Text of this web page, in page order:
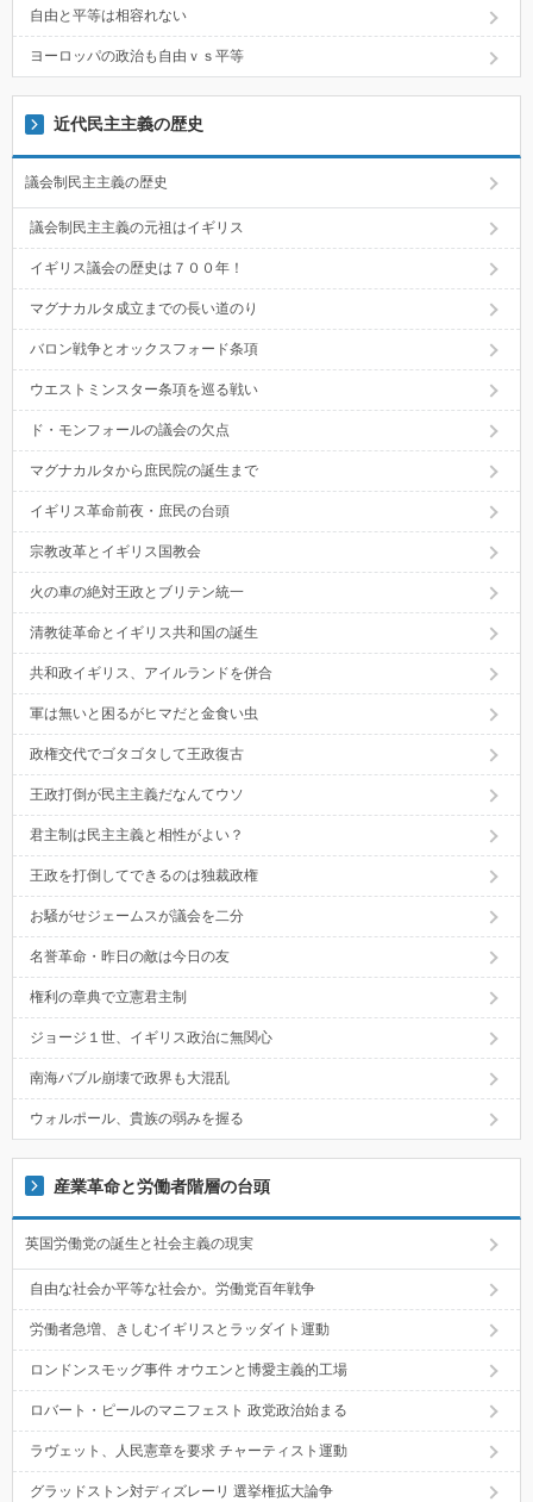
自由と平等は相容れない
ヨーロッパの政治も自由ｖｓ平等
近代民主主義の歴史
議会制民主主義の歴史
議会制民主主義の元祖はイギリス
イギリス議会の歴史は７００年！
マグナカルタ成立までの長い道のり
バロン戦争とオックスフォード条項
ウエストミンスター条項を巡る戦い
ド・モンフォールの議会の欠点
マグナカルタから庶民院の誕生まで
イギリス革命前夜・庶民の台頭
宗教改革とイギリス国教会
火の車の絶対王政とブリテン統一
清教徒革命とイギリス共和国の誕生
共和政イギリス、アイルランドを併合
軍は無いと困るがヒマだと金食い虫
政権交代でゴタゴタして王政復古
王政打倒が民主主義だなんてウソ
君主制は民主主義と相性がよい？
王政を打倒してできるのは独裁政権
お騒がせジェームスが議会を二分
名誉革命・昨日の敵は今日の友
権利の章典で立憲君主制
ジョージ１世、イギリス政治に無関心
南海バブル崩壊で政界も大混乱
ウォルポール、貴族の弱みを握る
産業革命と労働者階層の台頭
英国労働党の誕生と社会主義の現実
自由な社会か平等な社会か。労働党百年戦争
労働者急増、きしむイギリスとラッダイト運動
ロンドンスモッグ事件 オウエンと博愛主義的工場
ロバート・ピールのマニフェスト 政党政治始まる
ラヴェット、人民憲章を要求 チャーティスト運動
グラッドストン対ディズレーリ 選挙権拡大論争